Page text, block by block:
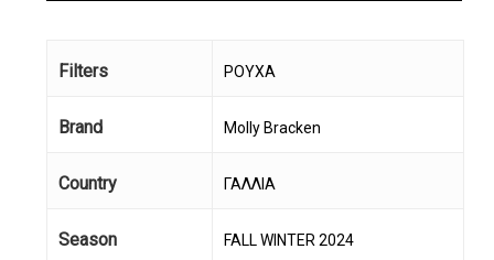
Filters ΡΟΥΧΑ
Brand Molly Bracken
Country ΓΑΛΛΙΑ
Season FALL WINTER 2024